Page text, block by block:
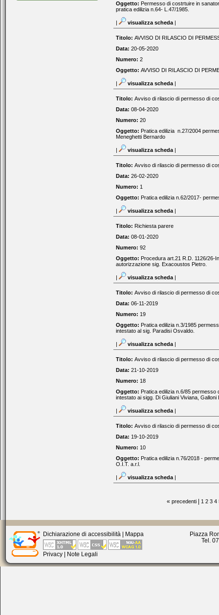
Oggetto: Permesso di costrtuire in
pratica edilizia n.64- L.47/1985.
| visualizza scheda |
Titolo: AVVISO DI RILASCIO DI
Data: 20-05-2020
Numero: 2
Oggetto: AVVISO DI RILASCIO DI
| visualizza scheda |
Titolo: Avviso di rilascio di permesso di
Data: 08-04-2020
Numero: 20
Oggetto: Pratica edilizia n.27/2004
Meneghetti Bernardo
| visualizza scheda |
Titolo: Avviso di rilascio di permesso di
Data: 26-02-2020
Numero: 1
Oggetto: Pratica edilizia n.62/2017-
| visualizza scheda |
Titolo: Richiesta parere
Data: 08-01-2020
Numero: 92
Oggetto: Procedura art.21 R.D. 1126/26-
autorizzazione sig. Exacoustos Pietro.
| visualizza scheda |
Titolo: Avviso di rilascio di permesso di
Data: 06-11-2019
Numero: 19
Oggetto: Pratica edilizia n.3/1985
intestato al sig. Paradisi Osvaldo.
| visualizza scheda |
Titolo: Avviso di rilascio di permesso di
Data: 21-10-2019
Numero: 18
Oggetto: Pratica edilizia n.6/85 permesso
intestato ai sigg. Di Giuliani Viviana,
| visualizza scheda |
Titolo: Avviso di rilascio di permesso di
Data: 19-10-2019
Numero: 10
Oggetto: Pratica edilizia n.76/2018 -
O.I.T. a.r.l.
| visualizza scheda |
« precedenti| 1 2 3 4
Dichiarazione di accessibilità | Mappa
Privacy | Note Legali
Piazza
Tel.